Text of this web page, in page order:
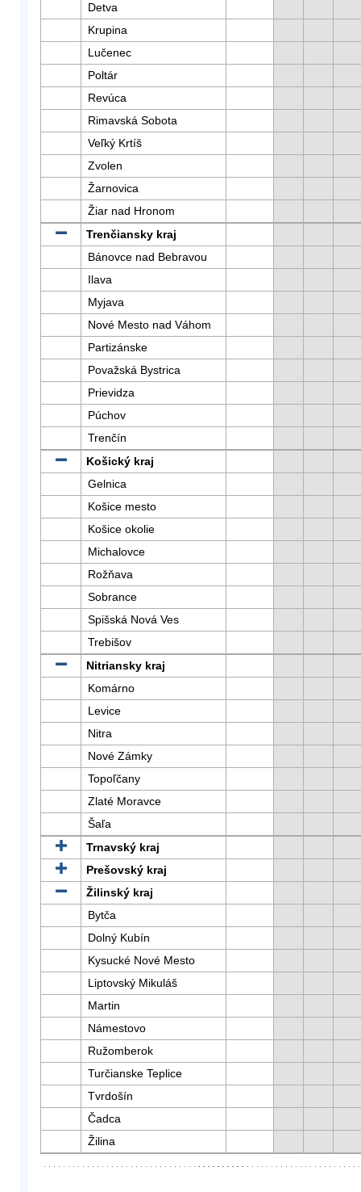
Detva
Krupina
Lučenec
Poltár
Revúca
Rimavská Sobota
Veľký Krtíš
Zvolen
Žarnovica
Žiar nad Hronom
Trenčiansky kraj
Bánovce nad Bebravou
Ilava
Myjava
Nové Mesto nad Váhom
Partizánske
Považská Bystrica
Prievidza
Púchov
Trenčín
Košický kraj
Gelnica
Košice mesto
Košice okolie
Michalovce
Rožňava
Sobrance
Spišská Nová Ves
Trebišov
Nitriansky kraj
Komárno
Levice
Nitra
Nové Zámky
Topoľčany
Zlaté Moravce
Šaľa
Trnavský kraj
Prešovský kraj
Žilinský kraj
Bytča
Dolný Kubín
Kysucké Nové Mesto
Liptovský Mikuláš
Martin
Námestovo
Ružomberok
Turčianske Teplice
Tvrdošín
Čadca
Žilina